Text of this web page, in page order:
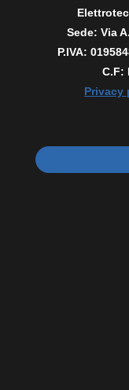
Sede: Via
P.IVA:
C.F:
Privacy